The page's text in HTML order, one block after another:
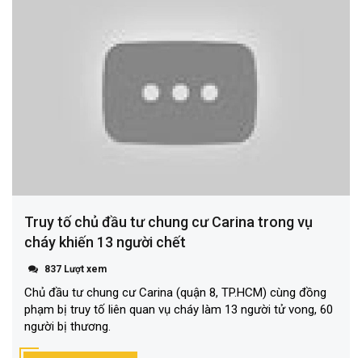
Truy tố chủ đầu tư chung cư Carina trong vụ
cháy khiến 13 người chết
837 Lượt xem
Chủ đầu tư chung cư Carina (quận 8, TP.HCM) cùng đồng
phạm bị truy tố liên quan vụ cháy làm 13 người tử vong, 60
người bị thương.